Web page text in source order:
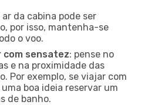
ar da cabina pode ser
por isso, mantenha-se
o voo.
com sensatez: pense no
e na proximidade das
Por exemplo, se viajar com
boa ideia reservar um
de banho.